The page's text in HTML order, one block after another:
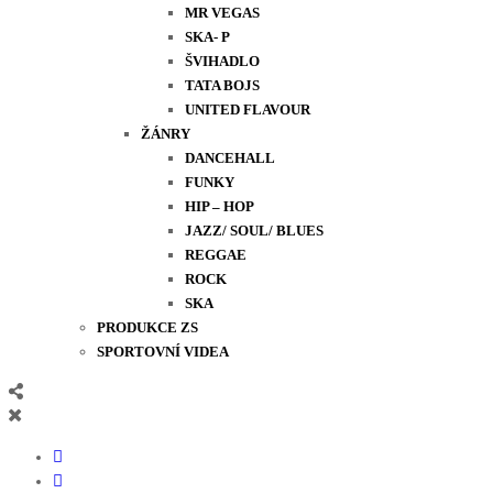
MR VEGAS
SKA- P
ŠVIHADLO
TATA BOJS
UNITED FLAVOUR
ŽÁNRY
DANCEHALL
FUNKY
HIP – HOP
JAZZ/ SOUL/ BLUES
REGGAE
ROCK
SKA
PRODUKCE ZS
SPORTOVNÍ VIDEA